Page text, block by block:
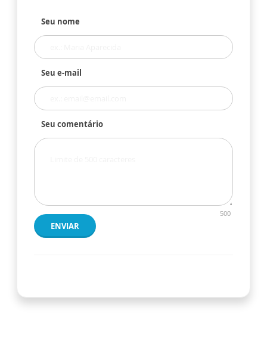
Seu nome
Seu e-mail
Seu comentário
500
ENVIAR